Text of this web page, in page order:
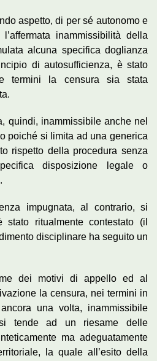
aspetto, di per sé autonomo e
inammissibilità della
alcuna specifica doglianza
di autosufficienza, è stato
termini la censura sia stata
quindi, inammissibile anche nel
poiché si limita ad una generica
rispetto della procedura senza
disposizione legale o
impugnata, al contrario, si
stato ritualmente contestato (il
disciplinare ha seguito un
dei motivi di appello ed al
la censura, nei termini in
una volta, inammissibile
tende ad un riesame delle
ma adeguatamente
la quale all’esito della